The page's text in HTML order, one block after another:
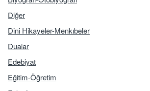
Diğer
Dini Hikayeler-Menkıbeler
Dualar
Edebiyat
Eğitim-Öğretim